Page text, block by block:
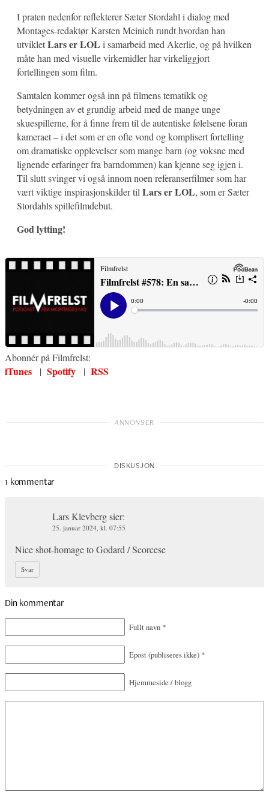
I praten nedenfor reflekterer Sæter Stordahl i dialog med
Montages-redaktør Karsten Meinich rundt hvordan han
utvikletLars er LOL i samarbeid med Akerlie, og på hvilken
måte han med visuelle virkemidler har virkeliggjort
fortellingen som film.
Samtalen kommer også inn på filmens tematikk og
betydningen av et grundig arbeid med de mange unge
skuespillerne, for å finne frem til de autentiske følelsene foran
kameraet – i det som er en ofte vond og komplisert fortelling
om dramatiske opplevelser som mange barn (og voksne med
lignende erfaringer fra barndommen) kan kjenne seg igjen i.
Til slutt svinger vi også innom noen referanserfilmer som har
vært viktige inspirasjonskilder til Lars er LOL, som er Sæter
Stordahls spillefilmdebut.
God lytting!
Abonnér på Filmfrelst:
iTunes | Spotify | RSS
1 kommentar
Lars Klevbergsier:
25. januar 2024, kl. 07:55
Nice shot-homage to Godard / Scorcese
Svar
Din kommentar
Fullt navn *
Epost(publiseres ikke) *
Hjemmeside / blogg